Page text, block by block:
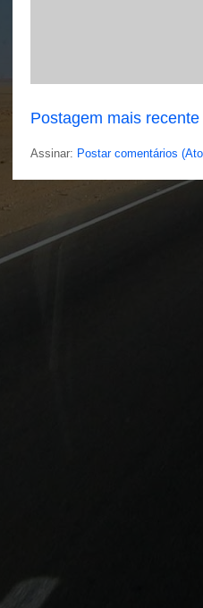
Postagem mais recente
Assinar: Postar comentários